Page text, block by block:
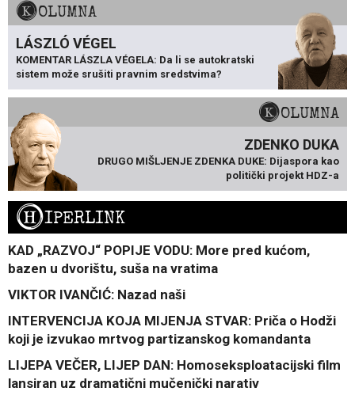
KOLUMNA
LÁSZLÓ VÉGEL
KOMENTAR LÁSZLA VÉGELA: Da li se autokratski
sistem može srušiti pravnim sredstvima?
KOLUMNA
ZDENKO DUKA
DRUGO MIŠLJENJE ZDENKA DUKE: Dijaspora kao
politički projekt HDZ-a
HIPERLINK
KAD „RAZVOJ“ POPIJE VODU: More pred kućom,
bazen u dvorištu, suša na vratima
VIKTOR IVANČIĆ: Nazad naši
INTERVENCIJA KOJA MIJENJA STVAR: Priča o Hodži
koji je izvukao mrtvog partizanskog komandanta
LIJEPA VEČER, LIJEP DAN: Homoseksploatacijski film
lansiran uz dramatični mučenički narativ